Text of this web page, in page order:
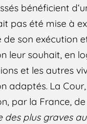
bénéficient
pas été mise à
son exécution
leur souhait, en
et les autres
adaptés. La
par la France, de
plus graves